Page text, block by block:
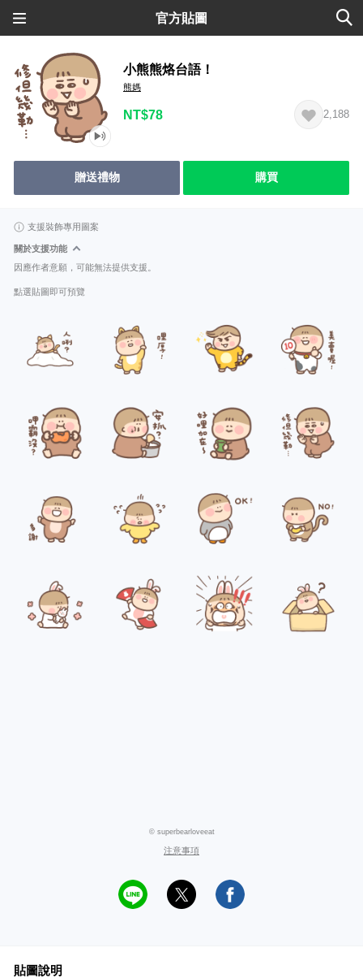
官方貼圖
小熊熊烙台語！
熊媽
NT$78 2,188
贈送禮物 購買
支援裝飾專用圖案
關於支援功能
因應作者意願，可能無法提供支援。
點選貼圖即可預覽
© superbearloveeat
注意事項
貼圖說明